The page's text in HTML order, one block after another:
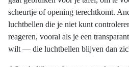
scheurtje of opening terechtkomt.
luchtbellen die je niet kunt
reageren, vooral als je een
wilt — die luchtbellen blijven dan